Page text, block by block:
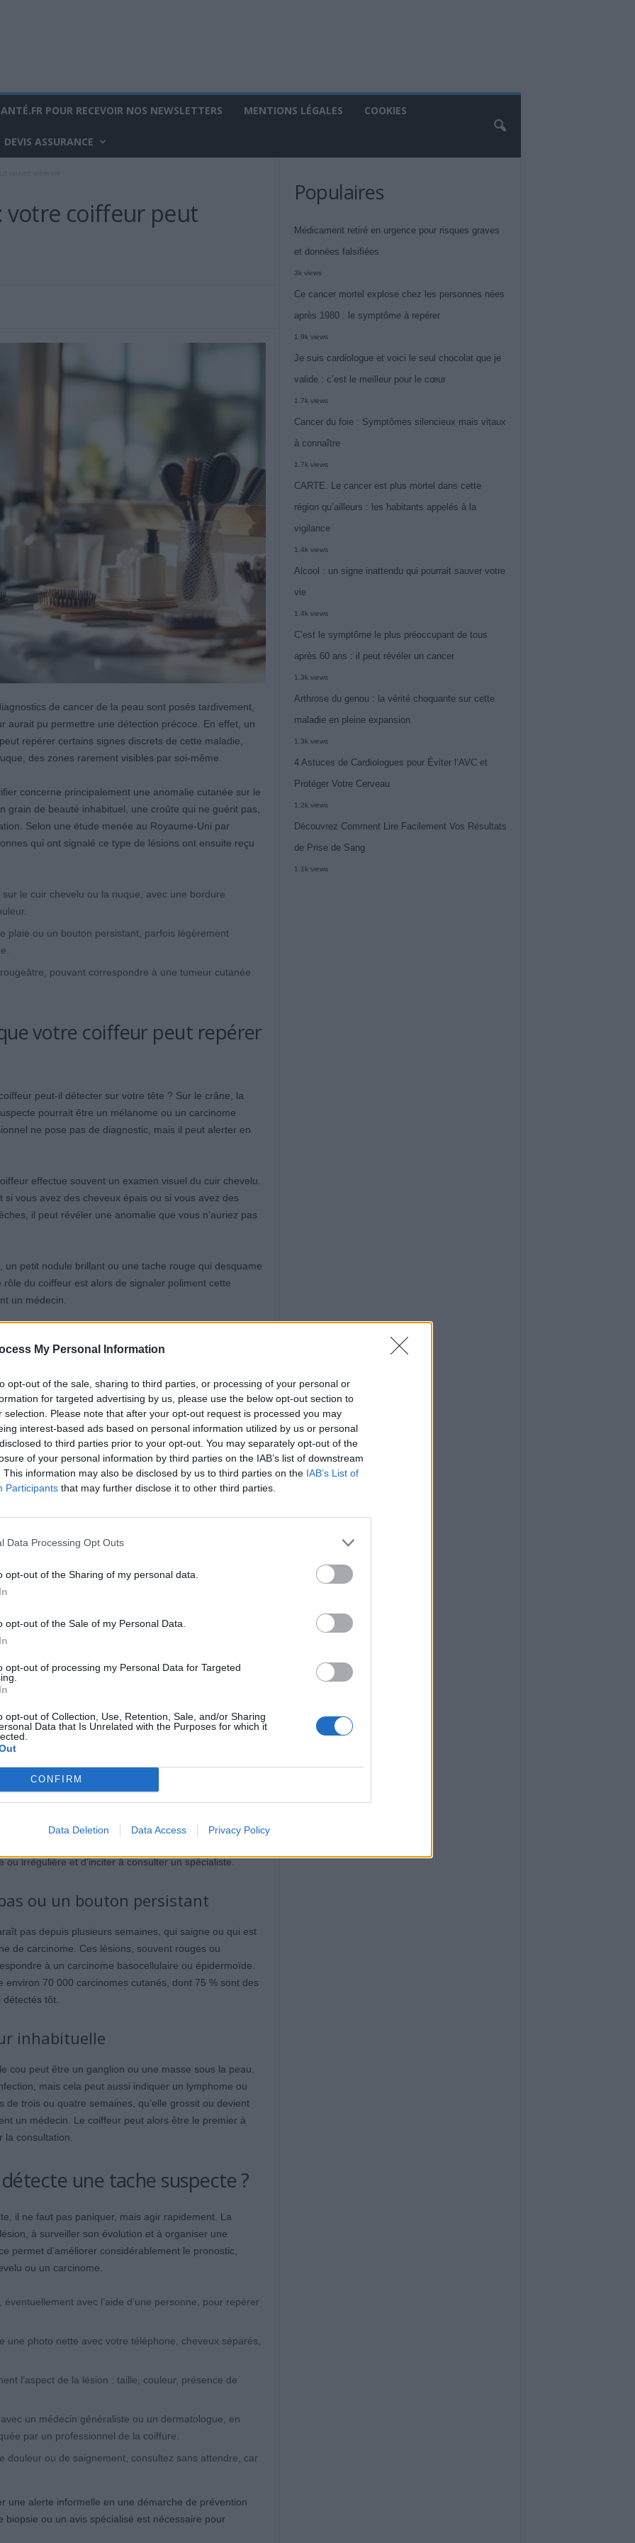
My Personal Information
opt-out of the sale, sharing to third parties, or processing of your personal or
for targeted advertising by us, please use the below opt-out section to
selection. Please note that after your opt-out request is processed you may
interest-based ads based on personal information utilized by us or personal
to third parties prior to your opt-out. You may separately opt-out of the
of your personal information by third parties on the IAB’s list of downstream
This information may also be disclosed by us to third parties on the IAB’s List of
Participants that may further disclose it to other third parties.
Data Processing Opt Outs
opt-out of the Sharing of my personal data.
opt-out of the Sale of my Personal Data.
opt-out of processing my Personal Data for Targeted
opt-out of Collection, Use, Retention, Sale, and/or Sharing
Data that Is Unrelated with the Purposes for which it
CONFIRM
Data Deletion Data Access Privacy Policy
POUR RECEVOIR NOS NEWSLETTERS MENTIONS LÉGALES COOKIES
DEVIS ASSURANCE
votre coiffeur peut
de cancer de la peau sont posés tardivement,
aurait pu permettre une détection précoce. En effet, un
repérer certains signes discrets de cette maladie,
des zones rarement visibles par soi-même.
concerne principalement une anomalie cutanée sur le
grain de beauté inhabituel, une croûte qui ne guérit pas,
Selon une étude menée au Royaume-Uni par
qui ont signalé ce type de lésions ont ensuite reçu
le cuir chevelu ou la nuque, avec une bordure
plaie ou un bouton persistant, parfois légèrement
pouvant correspondre à une tumeur cutanée
votre coiffeur peut repérer
peut-il détecter sur votre tête ? Sur le crâne, la
pourrait être un mélanome ou un carcinome
ne pose pas de diagnostic, mais il peut alerter en
effectue souvent un examen visuel du cuir chevelu.
vous avez des cheveux épais ou si vous avez des
il peut révéler une anomalie que vous n’auriez pas
un petit nodule brillant ou une tache rouge qui desquame
du coiffeur est alors de signaler poliment cette
un médecin.
elle cruciale aujourd’hui
dans la revue Skin Health and Disease
examinent régulièrement le cuir chevelu pour la
les clients orientés vers un médecin, 39 % ont été
Fleming à souligner l’importance de la sensibilisation
les professionnels de la coiffure. En effet, un
le pronostic, notamment pour le mélanome, qui est plus
basocellulaire ou épidermoïde.
est très exposé aux rayons UV. Chez les
l’exposition répétée au soleil augmente le risque de
voir l’évolution de la lésion avec le temps.
que le coiffeur doit repérer
autant de soleil que le visage, mais restent peu
le coiffeur peut voir directement ces zones. Voici les
doit connaître :
ou asymétrique
surtout s’il est nouveau ou a changé. La règle
: asymétrie, bordure irrégulière, changement de
Sur la tête, ce type de nævus peut indiquer un
forcément cette zone dans le miroir, il appartient au
irrégulière et d’inciter à consulter un spécialiste.
ou un bouton persistant
pas depuis plusieurs semaines, qui saigne ou qui est
de carcinome. Ces lésions, souvent rouges ou
à un carcinome basocellulaire ou épidermoïde.
70 000 carcinomes cutanés, dont 75 % sont des
tôt.
inhabituelle
cou peut être un ganglion ou une masse sous la peau.
mais cela peut aussi indiquer un lymphome ou
trois ou quatre semaines, qu’elle grossit ou devient
un médecin. Le coiffeur peut alors être le premier à
consultation.
une tache suspecte ?
il ne faut pas paniquer, mais agir rapidement. La
à surveiller son évolution et à organiser une
permet d’améliorer considérablement le pronostic,
ou un carcinome.
avec l’aide d’une personne, pour repérer
une photo nette avec votre téléphone, cheveux séparés,
l’aspect de la lésion : taille, couleur, présence de
un médecin généraliste ou un dermatologue, en
par un professionnel de la coiffure.
douleur ou de saignement, consultez sans attendre, car
une alerte informelle en une démarche de prévention
ou un avis spécialisé est nécessaire pour
Populaires
Médicament retiré en urgence pour risques graves
et données falsifiées
3k views
Ce cancer mortel explose chez les personnes nées
après 1980 : le symptôme à repérer
1.9k views
Je suis cardiologue et voici le seul chocolat que je
valide : c’est le meilleur pour le cœur
1.7k views
Cancer du foie : Symptômes silencieux mais vitaux
à connaître
1.7k views
CARTE. Le cancer est plus mortel dans cette
région qu’ailleurs : les habitants appelés à la
vigilance
1.4k views
Alcool : un signe inattendu qui pourrait sauver votre
vie
1.4k views
C’est le symptôme le plus préoccupant de tous
après 60 ans : il peut révéler un cancer
1.3k views
Arthrose du genou : la vérité choquante sur cette
maladie en pleine expansion
1.3k views
4 Astuces de Cardiologues pour Éviter l’AVC et
Protéger Votre Cerveau
1.2k views
Découvrez Comment Lire Facilement Vos Résultats
de Prise de Sang
1.1k views